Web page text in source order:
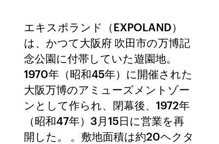
エキスポランド（EXPOLAND）
は、かつて大阪府 吹田市の万博記
念公園に付帯していた遊園地。
1970年（昭和45年）に開催された
大阪万博のアミューズメントゾー
ンとして作られ、閉幕後、1972年
（昭和47年）3月15日に営業を再
開した。 。敷地面積は約20ヘクタ